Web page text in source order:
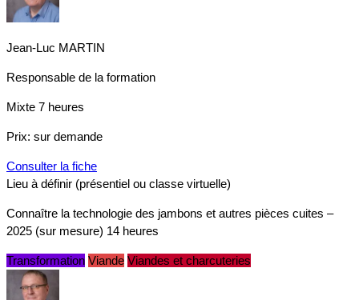
Jean-Luc MARTIN
Responsable de la formation
Mixte 7 heures
Prix: sur demande
Consulter la fiche
Lieu à définir (présentiel ou classe virtuelle)
Connaître la technologie des jambons et autres pièces cuites –
2025 (sur mesure) 14 heures
Transformation Viande Viandes et charcuteries